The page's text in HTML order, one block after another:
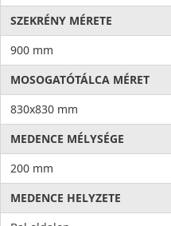
SZEKRÉNY MÉRETE
900 mm
MOSOGATÓTÁLCA MÉRET
830x830 mm
MEDENCE MÉLYSÉGE
200 mm
MEDENCE HELYZETE